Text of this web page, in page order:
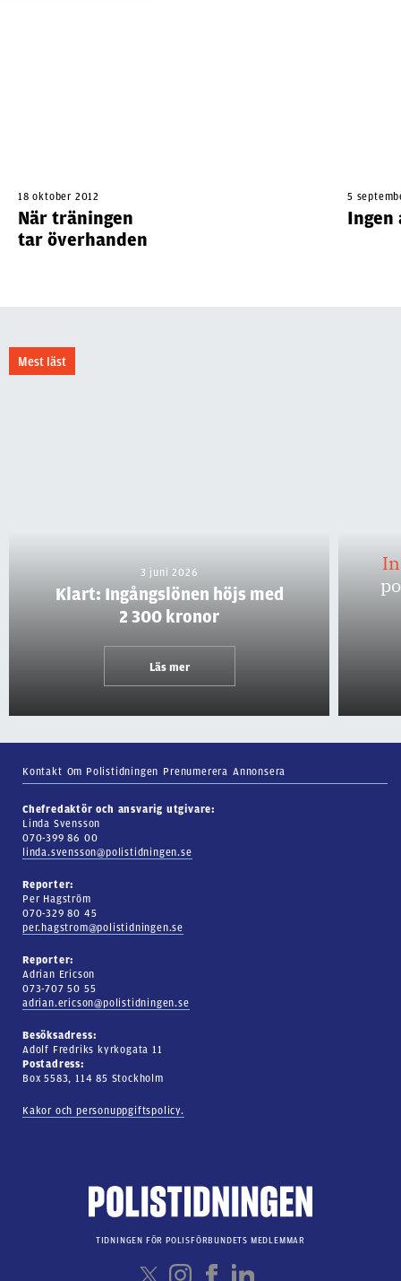
18 oktober 2012
När träningen
tar överhanden
5
Ingen
Mest läst
3 juni 2026
Klart: Ingångslönen höjs med
2 300 kronor
Läs mer
Kontakt Om Polistidningen Prenumerera Annonsera
Chefredaktör och ansvarig utgivare:
Linda Svensson
070-399 86 00
linda.svensson@polistidningen.se
Reporter:
Per Hagström
070-329 80 45
per.hagstrom@polistidningen.se
Reporter:
Adrian Ericson
073-707 50 55
adrian.ericson@polistidningen.se
Besöksadress:
Adolf Fredriks kyrkogata 11
Postadress:
Box 5583, 114 85 Stockholm
Kakor och personuppgiftspolicy.
TIDNINGEN FÖR POLISFÖRBUNDETS MEDLEMMAR